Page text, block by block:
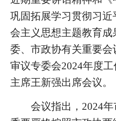
巩固拓展学习贯彻习
会主义思想主题教育
委、市政协有关重要
审议专委会2024年度
主席王新强出席会议。
会议指出，2024